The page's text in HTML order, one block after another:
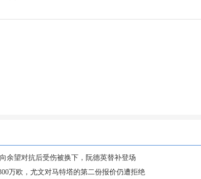
余望对抗后受伤被换下，阮德英替补登场
万欧，尤文对马特塔的第二份报价仍遭拒绝